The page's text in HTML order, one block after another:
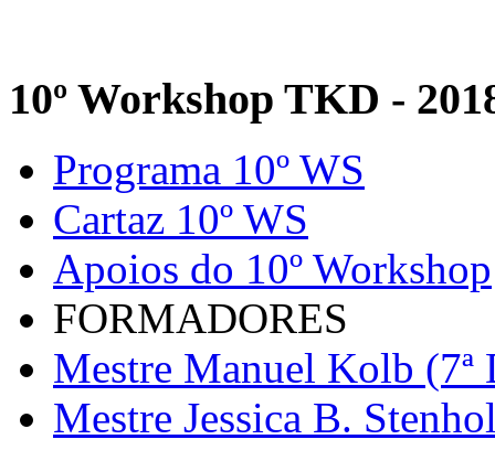
10º Workshop TKD -
Programa 10º WS
Cartaz 10º WS
Apoios do 10º Workshop
FORMADORES
Mestre Manuel Kolb (7ª
Mestre Jessica B.